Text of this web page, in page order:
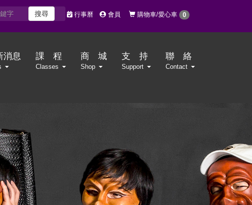
購物車/愛心車 0
行事曆 會員
搜尋
消息 課 程
Classes
商 城
Shop
支 持
Support
聯 絡
Contact